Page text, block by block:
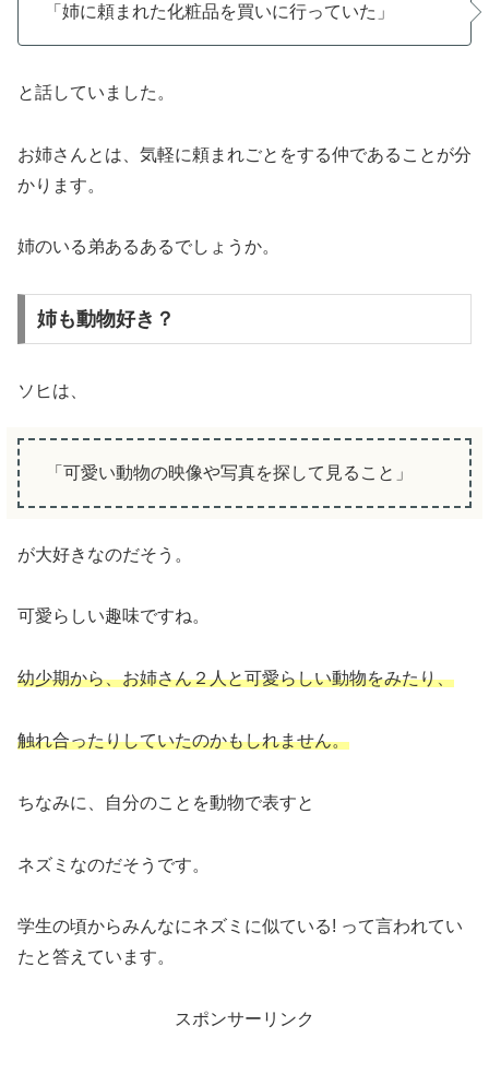
「姉に頼まれた化粧品を買いに行っていた」
と話していました。
お姉さんとは、気軽に頼まれごとをする仲であることが分
かります。
姉のいる弟あるあるでしょうか。
姉も動物好き？
ソヒは、
「可愛い動物の映像や写真を探して見ること」
が大好きなのだそう。
可愛らしい趣味ですね。
幼少期から、お姉さん２人と可愛らしい動物をみたり、
触れ合ったりしていたのかもしれません。
ちなみに、自分のことを動物で表すと
ネズミなのだそうです。
学生の頃からみんなにネズミに似ている! って言われてい
たと答えています。
スポンサーリンク